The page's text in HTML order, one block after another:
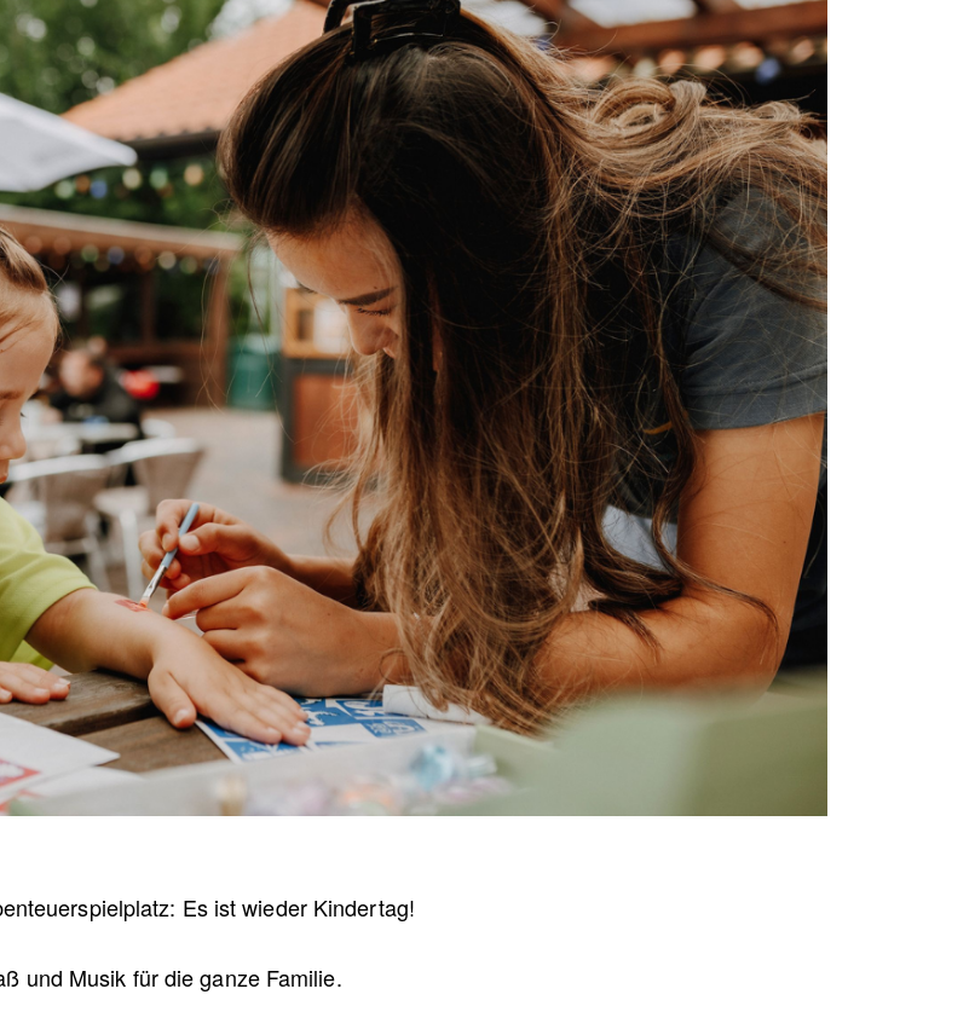
Es ist wieder Kindertag!
und Musik für die ganze Familie.